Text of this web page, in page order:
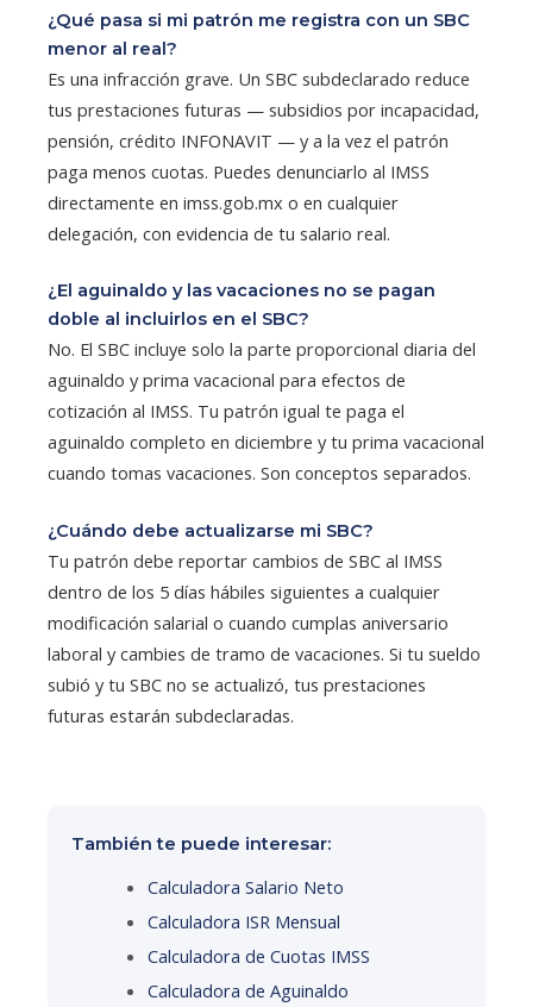
¿Qué pasa si mi patrón me registra con un SBC
menor al real?
Es una infracción grave. Un SBC subdeclarado reduce
tus prestaciones futuras — subsidios por incapacidad,
pensión, crédito INFONAVIT — y a la vez el patrón
paga menos cuotas. Puedes denunciarlo al IMSS
directamente en imss.gob.mx o en cualquier
delegación, con evidencia de tu salario real.
¿El aguinaldo y las vacaciones no se pagan
doble al incluirlos en el SBC?
No. El SBC incluye solo la parte proporcional diaria del
aguinaldo y prima vacacional para efectos de
cotización al IMSS. Tu patrón igual te paga el
aguinaldo completo en diciembre y tu prima vacacional
cuando tomas vacaciones. Son conceptos separados.
¿Cuándo debe actualizarse mi SBC?
Tu patrón debe reportar cambios de SBC al IMSS
dentro de los 5 días hábiles siguientes a cualquier
modificación salarial o cuando cumplas aniversario
laboral y cambies de tramo de vacaciones. Si tu sueldo
subió y tu SBC no se actualizó, tus prestaciones
futuras estarán subdeclaradas.
También te puede interesar:
Calculadora Salario Neto
Calculadora ISR Mensual
Calculadora de Cuotas IMSS
Calculadora de Aguinaldo